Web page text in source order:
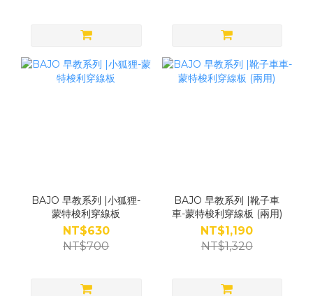
BAJO 早教系列 |小狐狸-
蒙特梭利穿線板
NT$630
NT$700
BAJO 早教系列 |靴子車
車-蒙特梭利穿線板 (兩用)
NT$1,190
NT$1,320